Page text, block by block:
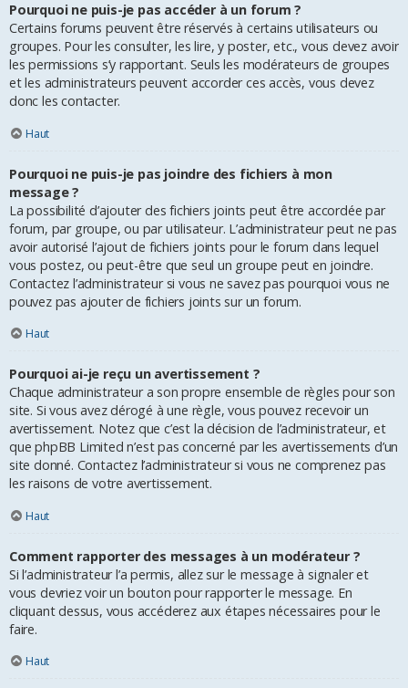
Pourquoi ne puis-je pas accéder à un forum ?
Certains forums peuvent être réservés à certains utilisateurs ou
groupes. Pour les consulter, les lire, y poster, etc., vous devez avoir
les permissions s’y rapportant. Seuls les modérateurs de groupes
et les administrateurs peuvent accorder ces accès, vous devez
donc les contacter.
Haut
Pourquoi ne puis-je pas joindre des fichiers à mon
message ?
La possibilité d’ajouter des fichiers joints peut être accordée par
forum, par groupe, ou par utilisateur. L’administrateur peut ne pas
avoir autorisé l’ajout de fichiers joints pour le forum dans lequel
vous postez, ou peut-être que seul un groupe peut en joindre.
Contactez l’administrateur si vous ne savez pas pourquoi vous ne
pouvez pas ajouter de fichiers joints sur un forum.
Haut
Pourquoi ai-je reçu un avertissement ?
Chaque administrateur a son propre ensemble de règles pour son
site. Si vous avez dérogé à une règle, vous pouvez recevoir un
avertissement. Notez que c’est la décision de l’administrateur, et
que phpBB Limited n’est pas concerné par les avertissements d’un
site donné. Contactez l’administrateur si vous ne comprenez pas
les raisons de votre avertissement.
Haut
Comment rapporter des messages à un modérateur ?
Si l’administrateur l’a permis, allez sur le message à signaler et
vous devriez voir un bouton pour rapporter le message. En
cliquant dessus, vous accéderez aux étapes nécessaires pour le
faire.
Haut